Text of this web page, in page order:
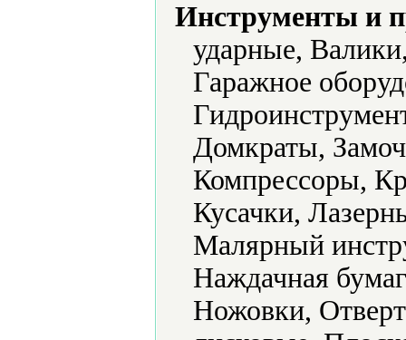
Инструменты и
ударные,
Гаражное
Домкраты,
Компрессоры,
Кусачки,
Малярный
Наждачная
Ножовки,